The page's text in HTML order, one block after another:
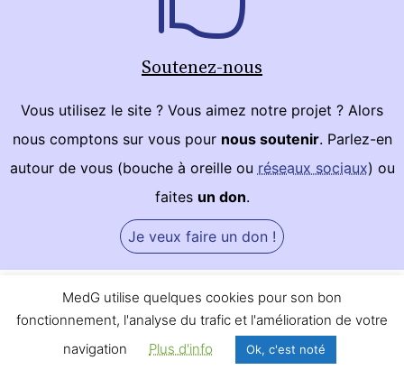
Soutenez-nous
Vous utilisez le site ? Vous aimez notre projet ? Alors
nous comptons sur vous pour nous soutenir. Parlez-en
autour de vous (bouche à oreille ou réseaux sociaux) ou
faites un don.
Je veux faire un don !
Site géré par l’association MedG.fr, reconnue d’intérêt général.
Créé par et pour les professionnels de santé, 100%
indépendant, sans article sponsorisé.
Si vous avez des questions, des suggestions, des critiques,
MedG utilise quelques cookies pour son bon
fonctionnement, l'analyse du trafic et l'amélioration de votre
navigation
Plus d'info Ok, c'est noté